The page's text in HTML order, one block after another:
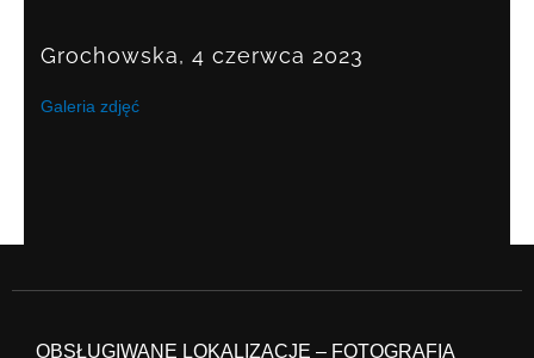
Grochowska, 4 czerwca 2023
Galeria zdjęć
OBSŁUGIWANE LOKALIZACJE – FOTOGRAFIA